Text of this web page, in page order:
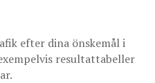
efter dina önskemål i
resultattabeller